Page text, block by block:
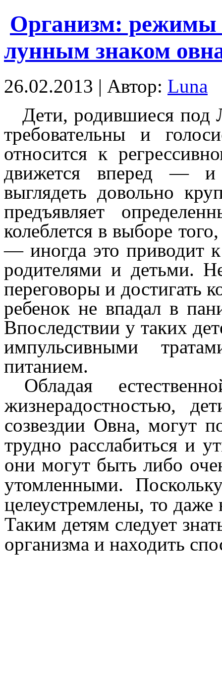
Организм: режимы
лунным знаком
26.02.2013 | Автор: Luna
Дети, родившиеся под
требовательны и
относится к
движется вперед — и
выглядеть довольно
предъявляет
колеблется в выборе
— иногда это приводит
родителями и детьми.
переговоры и достигать
ребенок не впадал в
Впоследствии у таких
импульсивными
питанием.
Обладая
жизнерадостностью,
созвездии Овна, могут
трудно расслабиться и
они могут быть либо
утомленными.
целеустремлены, то даже
Таким детям следует
организма и находить